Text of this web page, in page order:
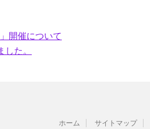
開催について
た。
ホーム サイトマップ